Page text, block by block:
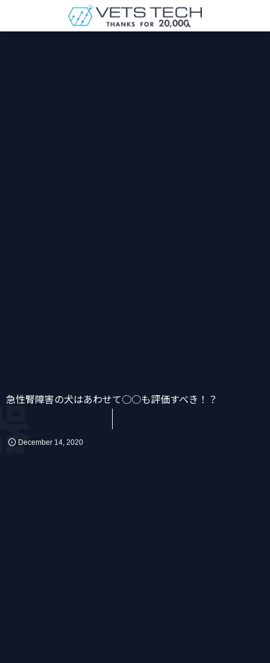
急性腎障害の犬はあわせて○○も評価すべき！？
December 14, 2020